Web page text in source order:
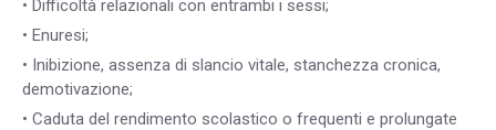
• Difficoltà relazionali con entrambi i sessi;
• Enuresi;
• Inibizione, assenza di slancio vitale, stanchezza cronica,
demotivazione;
• Caduta del rendimento scolastico o frequenti e prolungate